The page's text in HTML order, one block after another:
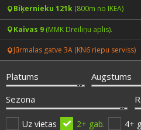
Vasaras riepas
Ziemas riepas
Vissezonas riepas
CENRĀDIS
Riepu montāža un
ONLINE
Biķernieku 121k (800m no IKEA)
Kaivas 9 (MMK Dreiliņu aplis).
Jūrmalas gatve 3A (KN6 riepu serviss)
Platums Augstums
Sezona
Uz vietas 2+ gab. 4+